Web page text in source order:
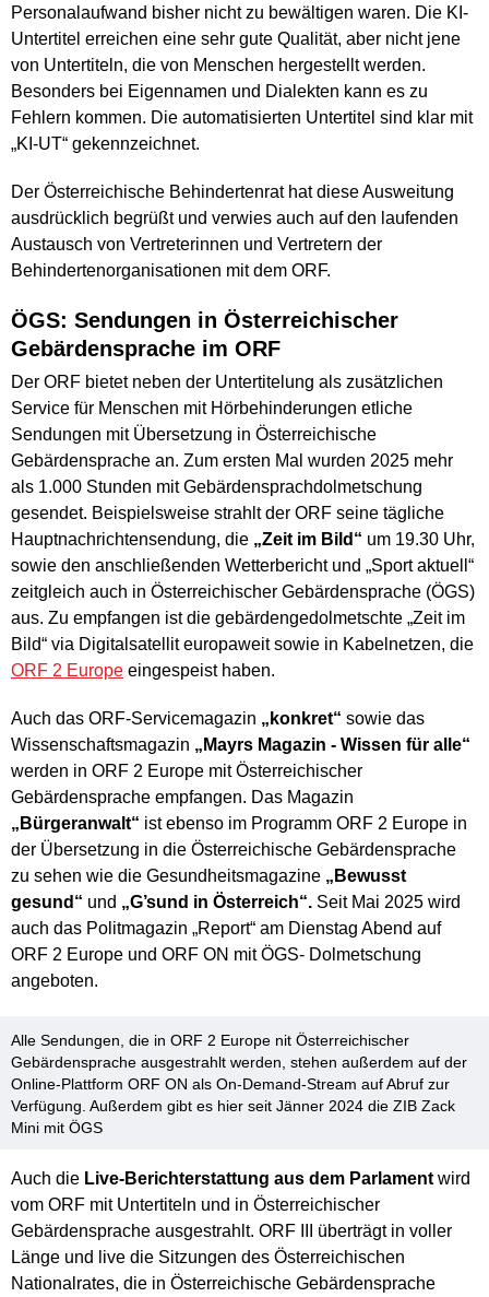
Personalaufwand bisher nicht zu bewältigen waren. Die KI-
Untertitel erreichen eine sehr gute Qualität, aber nicht jene
von Untertiteln, die von Menschen hergestellt werden.
Besonders bei Eigennamen und Dialekten kann es zu
Fehlern kommen. Die automatisierten Untertitel sind klar mit
„KI-UT“ gekennzeichnet.
Der Österreichische Behindertenrat hat diese Ausweitung
ausdrücklich begrüßt und verwies auch auf den laufenden
Austausch von Vertreterinnen und Vertretern der
Behindertenorganisationen mit dem ORF.
ÖGS: Sendungen in Österreichischer
Gebärdensprache im ORF
Der ORF bietet neben der Untertitelung als zusätzlichen
Service für Menschen mit Hörbehinderungen etliche
Sendungen mit Übersetzung in Österreichische
Gebärdensprache an. Zum ersten Mal wurden 2025 mehr
als 1.000 Stunden mit Gebärdensprachdolmetschung
gesendet. Beispielsweise strahlt der ORF seine tägliche
Hauptnachrichtensendung, die „Zeit im Bild“ um 19.30 Uhr,
sowie den anschließenden Wetterbericht und „Sport aktuell“
zeitgleich auch in Österreichischer Gebärdensprache (ÖGS)
aus. Zu empfangen ist die gebärdengedolmetschte „Zeit im
Bild“ via Digitalsatellit europaweit sowie in Kabelnetzen, die
ORF 2 Europe eingespeist haben.
Auch das ORF-Servicemagazin „konkret“ sowie das
Wissenschaftsmagazin „Mayrs Magazin - Wissen für alle“
werden in ORF 2 Europe mit Österreichischer
Gebärdensprache empfangen. Das Magazin
„Bürgeranwalt“ ist ebenso im Programm ORF 2 Europe in
der Übersetzung in die Österreichische Gebärdensprache
zu sehen wie die Gesundheitsmagazine „Bewusst
gesund“ und „G’sund in Österreich“. Seit Mai 2025 wird
auch das Politmagazin „Report“ am Dienstag Abend auf
ORF 2 Europe und ORF ON mit ÖGS- Dolmetschung
angeboten.
Alle Sendungen, die in ORF 2 Europe nit Österreichischer
Gebärdensprache ausgestrahlt werden, stehen außerdem auf der
Online-Plattform ORF ON als On-Demand-Stream auf Abruf zur
Verfügung. Außerdem gibt es hier seit Jänner 2024 die ZIB Zack
Mini mit ÖGS
Auch die Live-Berichterstattung aus dem Parlament wird
vom ORF mit Untertiteln und in Österreichischer
Gebärdensprache ausgestrahlt. ORF III überträgt in voller
Länge und live die Sitzungen des Österreichischen
Nationalrates, die in Österreichische Gebärdensprache